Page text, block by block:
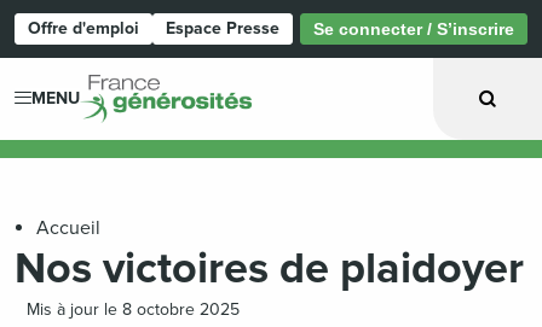
Offre d'emploi Espace Presse Se connecter / S’inscrire
MENU
Accueil
Nos victoires de plaidoyer
Mis à jour le 8 octobre 2025